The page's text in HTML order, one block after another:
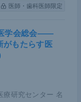
医師・歯科医師限定
医学会総会――
がもたらす医
療研究センター 名